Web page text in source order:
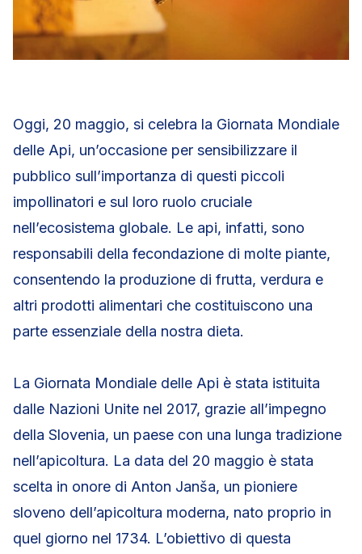
Oggi, 20 maggio, si celebra la Giornata Mondiale
delle Api, un’occasione per sensibilizzare il
pubblico sull’importanza di questi piccoli
impollinatori e sul loro ruolo cruciale
nell’ecosistema globale. Le api, infatti, sono
responsabili della fecondazione di molte piante,
consentendo la produzione di frutta, verdura e
altri prodotti alimentari che costituiscono una
parte essenziale della nostra dieta.
La Giornata Mondiale delle Api è stata istituita
dalle Nazioni Unite nel 2017, grazie all’impegno
della Slovenia, un paese con una lunga tradizione
nell’apicoltura. La data del 20 maggio è stata
scelta in onore di Anton Janša, un pioniere
sloveno dell’apicoltura moderna, nato proprio in
quel giorno nel 1734. L’obiettivo di questa